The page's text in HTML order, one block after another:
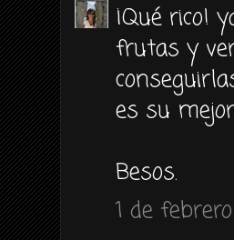
¡Qué rico!
frutas y
es su
Besos.
1 de